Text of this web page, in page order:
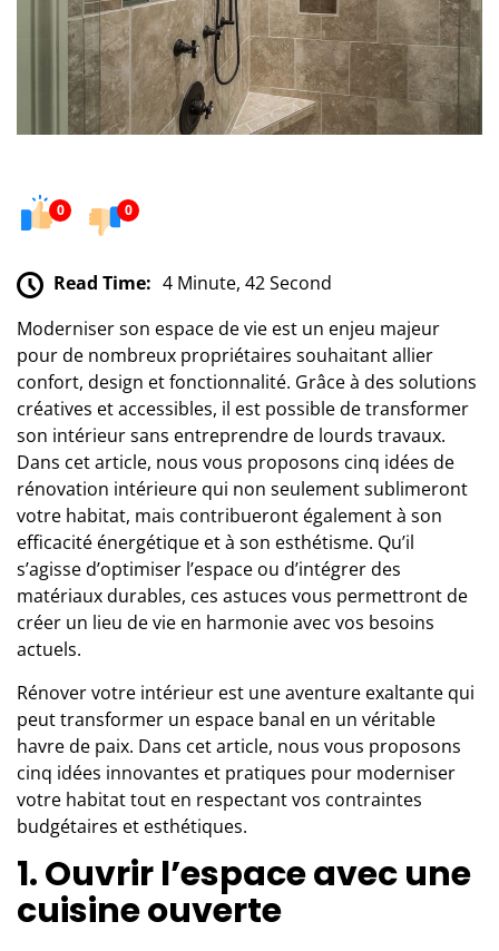
0 0
Read Time: 4 Minute, 42 Second
Moderniser son espace de vie est un enjeu majeur
pour de nombreux propriétaires souhaitant allier
confort, design et fonctionnalité. Grâce à des solutions
créatives et accessibles, il est possible de transformer
son intérieur sans entreprendre de lourds travaux.
Dans cet article, nous vous proposons cinq idées de
rénovation intérieure qui non seulement sublimeront
votre habitat, mais contribueront également à son
efficacité énergétique et à son esthétisme. Qu’il
s’agisse d’optimiser l’espace ou d’intégrer des
matériaux durables, ces astuces vous permettront de
créer un lieu de vie en harmonie avec vos besoins
actuels.
Rénover votre intérieur est une aventure exaltante qui
peut transformer un espace banal en un véritable
havre de paix. Dans cet article, nous vous proposons
cinq idées innovantes et pratiques pour moderniser
votre habitat tout en respectant vos contraintes
budgétaires et esthétiques.
1. Ouvrir l’espace avec une
cuisine ouverte